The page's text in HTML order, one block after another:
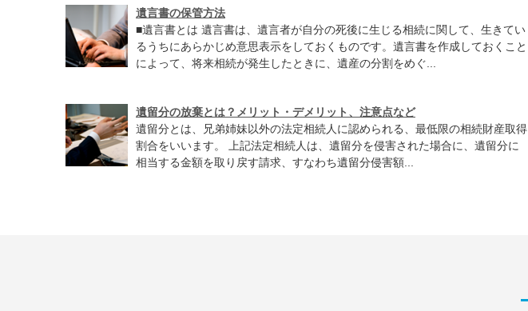
遺言書の保管方法
■遺言書とは 遺言書は、遺言者が自分の死後に生じる相続に関して、生きてい
るうちにあらかじめ意思表示をしておくものです。遺言書を作成しておくこと
によって、将来相続が発生したときに、遺産の分割をめぐ...
遺留分の放棄とは？メリット・デメリット、注意点など
遺留分とは、兄弟姉妹以外の法定相続人に認められる、最低限の相続財産取得
割合をいいます。 上記法定相続人は、遺留分を侵害された場合に、遺留分に
相当する金額を取り戻す請求、すなわち遺留分侵害額...